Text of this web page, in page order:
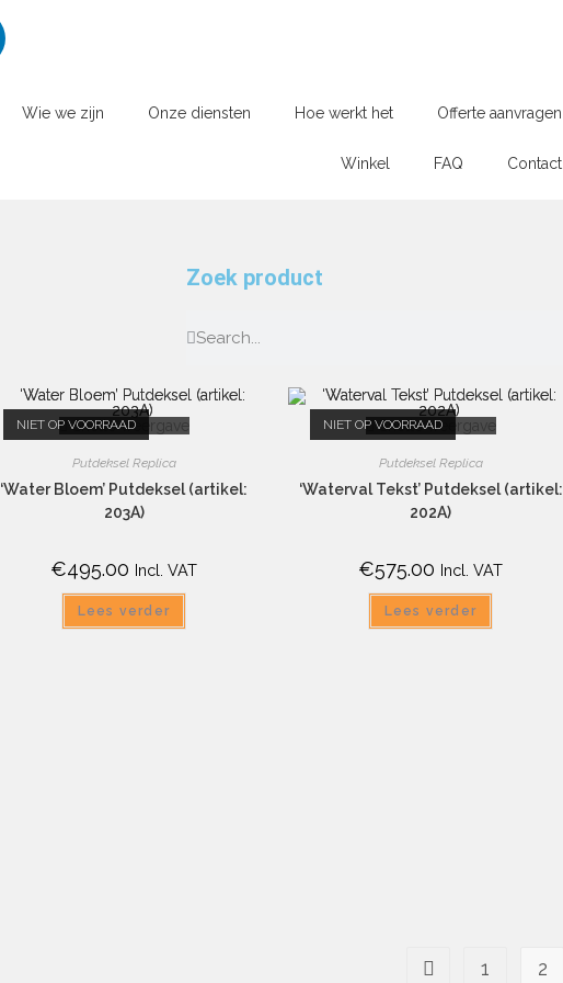
Wie we zijn Onze diensten Hoe werkt het Offerte aanvragen
Winkel FAQ Contact
Zoek product
NIET OP VOORRAAD
Snelle weergave
Putdeksel Replica
‘Water Bloem’ Putdeksel (artikel:
203A)
€495.00 Incl. VAT
Lees verder
NIET OP VOORRAAD
Snelle weergave
Putdeksel Replica
‘Waterval Tekst’ Putdeksel (artikel:
202A)
€575.00 Incl. VAT
Lees verder
1 2